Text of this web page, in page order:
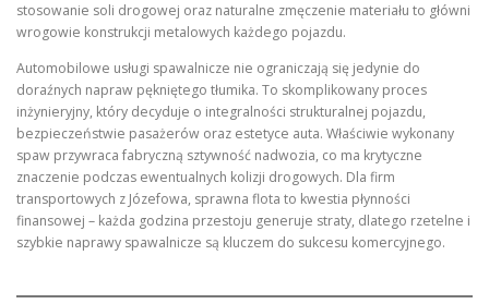
stosowanie soli drogowej oraz naturalne zmęczenie materiału to główni
wrogowie konstrukcji metalowych każdego pojazdu.
Automobilowe usługi spawalnicze nie ograniczają się jedynie do
doraźnych napraw pękniętego tłumika. To skomplikowany proces
inżynieryjny, który decyduje o integralności strukturalnej pojazdu,
bezpieczeństwie pasażerów oraz estetyce auta. Właściwie wykonany
spaw przywraca fabryczną sztywność nadwozia, co ma krytyczne
znaczenie podczas ewentualnych kolizji drogowych. Dla firm
transportowych z Józefowa, sprawna flota to kwestia płynności
finansowej – każda godzina przestoju generuje straty, dlatego rzetelne i
szybkie naprawy spawalnicze są kluczem do sukcesu komercyjnego.